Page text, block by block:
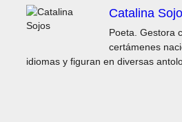
Catalina
Poeta. Gestora
certámenes
idiomas y figuran en diversas